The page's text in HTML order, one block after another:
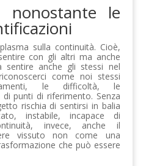
nonostante le
sulla continuità. Cioè,
con gli altri ma anche
sentire anche gli stessi nel
come noi stessi
le difficoltà, le
punti di riferimento. Senza
rischia di sentirsi in balia
instabile, incapace di
invece, anche il
vissuto non come una
che può essere